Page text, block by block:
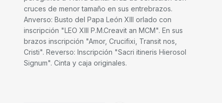
cruces de menor tamaño en sus entrebrazos.
Anverso: Busto del Papa León XIII orlado con
inscripción "LEO XIII P.M.Creavit an MCM". En sus
brazos inscripción "Amor, Crucifixi, Transit nos,
Cristi". Reverso: Inscripción "Sacri itineris Hierosol
Signum". Cinta y caja originales.